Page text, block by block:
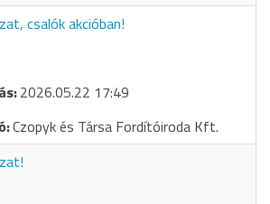
csalók akcióban!
2026.05.22 17:49
Czopyk és Társa Fordítóiroda Kft.